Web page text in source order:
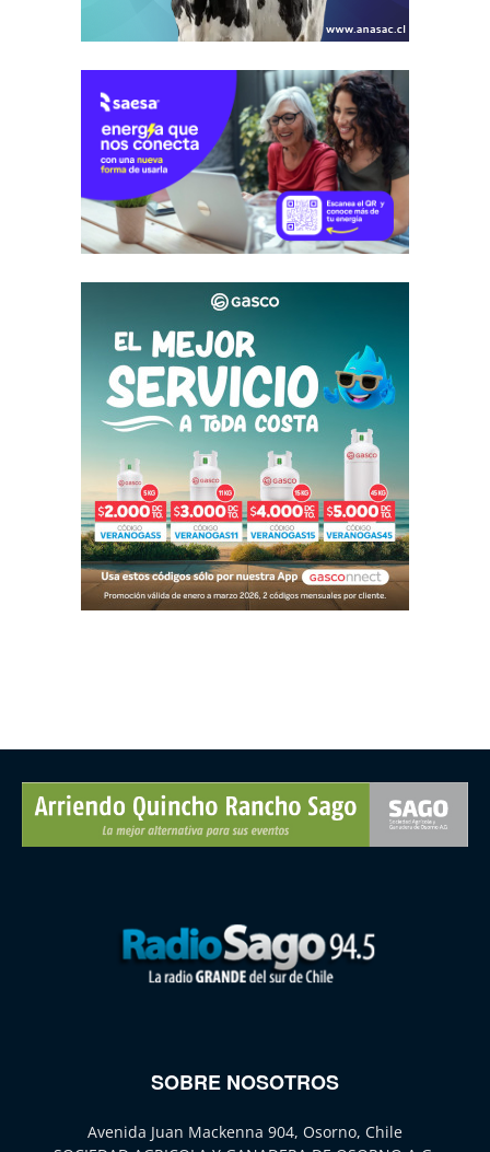
SOBRE NOSOTROS
Avenida Juan Mackenna 904, Osorno, Chile